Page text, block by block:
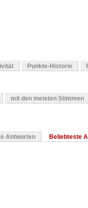
Punkte-Historie
mit den meisten Stimmen
Antworten Beliebteste